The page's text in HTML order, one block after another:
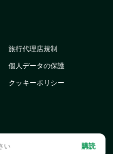
旅行代理店規制
個人データの保護
クッキーポリシー
購読